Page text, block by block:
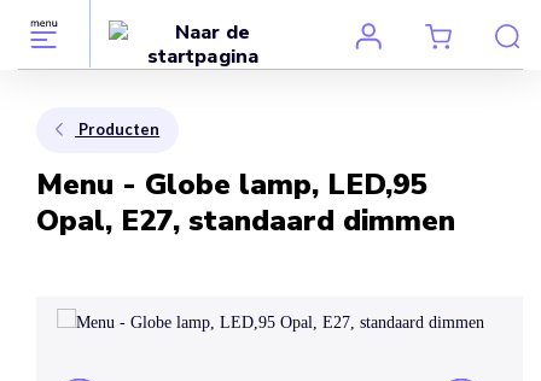
Producten
Menu - Globe lamp, LED,95
Opal, E27, standaard dimmen